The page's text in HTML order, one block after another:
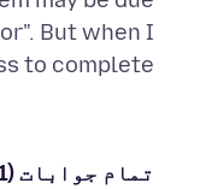
But when I
to complete.
تمام جوابات (1)